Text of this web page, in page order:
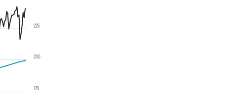
175
200
225